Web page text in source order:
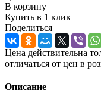
В корзину
Купить в 1 клик
Поделиться
Цена действительна
отличаться от цен в
Описание